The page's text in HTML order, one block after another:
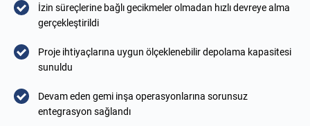
İzin süreçlerine bağlı gecikmeler olmadan hızlı devreye alma
gerçekleştirildi
Proje ihtiyaçlarına uygun ölçeklenebilir depolama kapasitesi
sunuldu
Devam eden gemi inşa operasyonlarına sorunsuz
entegrasyon sağlandı